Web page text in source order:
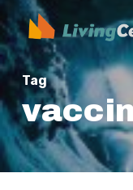
Skip
to
main
content
Tag